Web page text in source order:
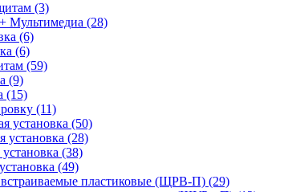
(3)
Мультимедиа (28)
(6)
(6)
(59)
(9)
(15)
(11)
установка (50)
(28)
(38)
(49)
пластиковые (ЩРВ-П) (29)